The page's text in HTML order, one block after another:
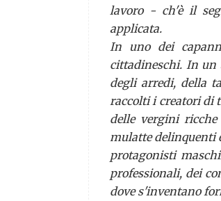
lavoro - ch'è il
applicata.
In uno dei
cittadineschi. In un
degli arredi, della
raccolti i creatori di
delle vergini
mulatte delinquenti
protagonisti
professionali, dei
dove s'inventano